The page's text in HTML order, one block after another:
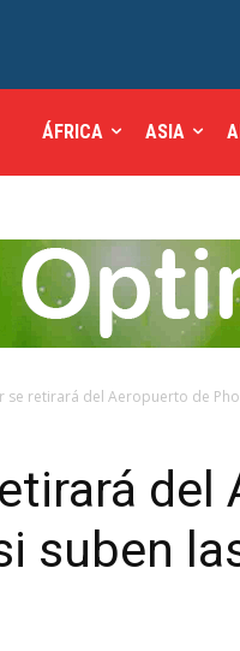
ÁFRICA ASIA
se retirará del Aeropuerto de
del
suben